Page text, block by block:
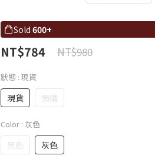
Sold 600+
NT$784 NT$980
狀態 : 現貨
現貨 預購
Color : 灰色
黑色 灰色